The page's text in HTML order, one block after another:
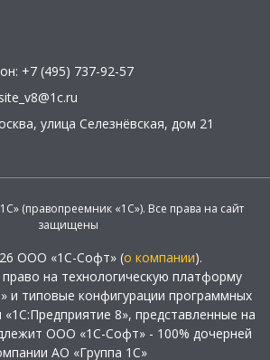
+7 (495) 737-92-57
site_v8@1c.ru
, улица Селезнёвская, дом 21
(правопреемник «1С»). Все права на сайт
защищены
ООО «1С-Софт» (о компании).
на технологическую платформу
и типовые конфигурации программных
8», представленные на
ООО «1С-Софт» - 100% дочерней
АО «Группа 1С»